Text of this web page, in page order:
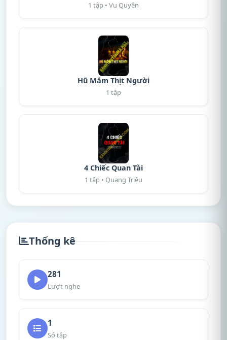
1 tập • Vu Quyên
Hũ Mắm Thịt Người
1 tập
4 Chiếc Quan Tài
1 tập • Quang Triệu
Thống kê
281
Lượt nghe
1
Số tập